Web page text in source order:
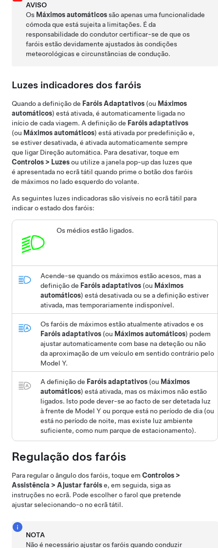
AVISO
Os Máximos automáticossão apenas uma funcionalidade
cómoda que está sujeita a limitações. É da
responsabilidade do condutor certificar-se de que os
faróis estão devidamente ajustados às condições
meteorológicas e circunstâncias de condução.
Luzes indicadores dos faróis
Quando a definição de Faróis Adaptativos (ou Máximos
automáticos) está ativada, é automaticamente ligada no
início de cada viagem. A definição de Faróis adaptativos
(ou Máximos automáticos) está ativada por predefiniçãoe,
se estiver desativada, é ativada automaticamente sempre
que ligar Direção automática. Para desativar, toque em
Controlos > Luzesou utilize a janela pop-up das luzes que
é apresentada no ecrã tátil quando prime o botão dos faróis
de máximos no lado esquerdo do volante.
As seguintes luzes indicadoras são visíveis no ecrã tátil para
indicar o estado dos faróis:
Os médios estão ligados.
Acende-se quando os máximos estão acesos, mas a
definição de Faróis adaptativos (ou Máximos
automáticos) está desativada ou se a definição estiver
ativada, mas temporariamente indisponível.
Os faróis de máximos estão atualmente ativados e os
Faróis adaptativos (ou Máximos automáticos) podem
ajustar automaticamente com base na deteção ou não
da aproximação de um veículo em sentido contrário pelo
Model Y.
A definição de Faróis adaptativos (ou Máximos
automáticos) está ativada, mas os máximos não estão
ligados. Isto pode dever-se ao facto de ser detetada luz
à frente de Model Y ou porque está no período de dia (ou
está no período de noite, mas existe luz ambiente
suficiente, como num parque de estacionamento).
Regulação dos faróis
Para regular o ângulo dos faróis, toque em Controlos >
Assistência > Ajustar faróise, em seguida, siga as
instruções no ecrã. Pode escolher o farol que pretende
ajustar selecionando-o no ecrã tátil.
NOTA
Não é necessário ajustar os faróis quando conduzir